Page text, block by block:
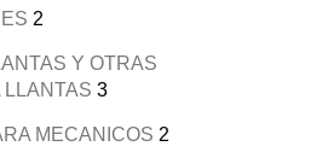
2
Y OTRAS
LLANTAS 3
MECANICOS 2